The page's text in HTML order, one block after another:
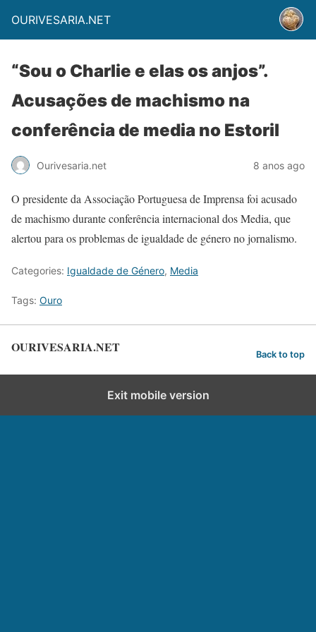
OURIVESARIA.NET
“Sou o Charlie e elas os anjos”.
Acusações de machismo na
conferência de media no Estoril
Ourivesaria.net 8 anos ago
O presidente da Associação Portuguesa de Imprensa foi acusado
de machismo durante conferência internacional dos Media, que
alertou para os problemas de igualdade de género no jornalismo.
Categories: Igualdade de Género, Media
Tags: Ouro
OURIVESARIA.NET Back to top
Exit mobile version